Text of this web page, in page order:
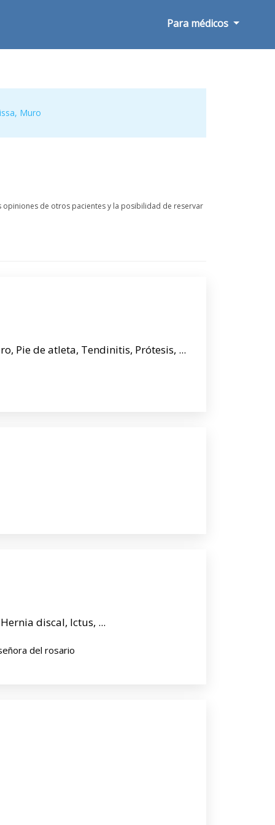
Para médicos
, Muro
opiniones de otros pacientes y la posibilidad de reservar
Pie de atleta, Tendinitis, Prótesis, ...
discal, Ictus, ...
del rosario